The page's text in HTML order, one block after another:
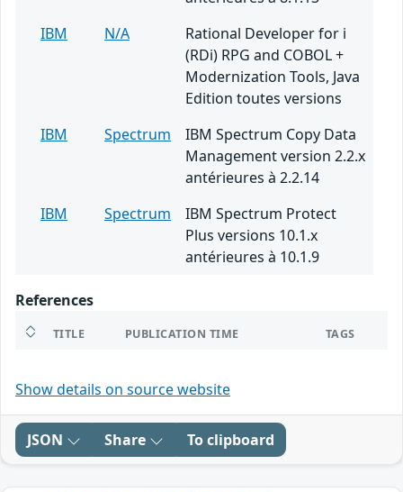
IBM
N/A
Rational Developer for i
(RDi) RPG and COBOL +
Modernization Tools, Java
Edition toutes versions
IBM
Spectrum
IBM Spectrum Copy Data
Management version 2.2.x
antérieures à 2.2.14
IBM
Spectrum
IBM Spectrum Protect
Plus versions 10.1.x
antérieures à 10.1.9
References
TITLE PUBLICATION TIME TAGS
Show details on source website
JSON Share To clipboard